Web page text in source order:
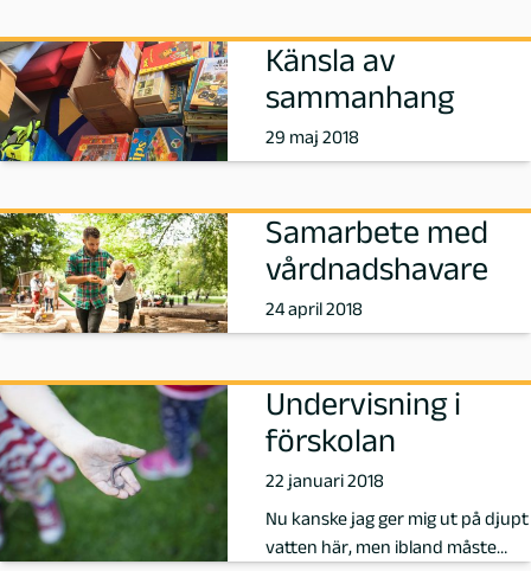
å
P
e
d
a
g
o
g
M
a
Känsla av
sammanhang
29 maj 2018
Samarbete med
vårdnadshavare
24 april 2018
Undervisning i
förskolan
22 januari 2018
Nu kanske jag ger mig ut på djupt
vatten här, men ibland måste